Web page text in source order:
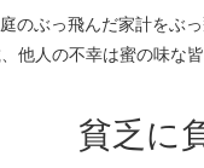
のぶっ飛んだ家計をぶ
他人の不幸は蜜の味な
貧乏に